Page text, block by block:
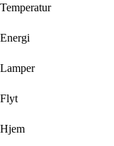
Temperatur
Energi
Lamper
Flyt
Hjem